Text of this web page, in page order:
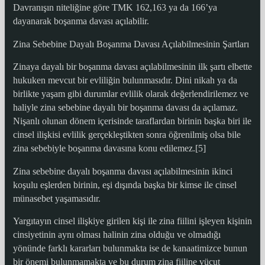
Davranışın niteliğine göre TMK 162,163 ya da 166’ya
dayanarak boşanma davası açılabilir.
Zina Sebebine Dayalı Boşanma Davası Açılabilmesinin Şartları
Zinaya dayalı bir boşanma davası açılabilmesinin ilk şartı elbette
hukuken mevcut bir evliliğin bulunmasıdır. Dini nikah ya da
birlikte yaşam gibi durumlar evlilik olarak değerlendirilemez ve
haliyle zina sebebine dayalı bir boşanma davası da açılamaz.
Nişanlı olunan dönem içerisinde taraflardan birinin başka biri ile
cinsel ilişkisi evlilik gerçekleştikten sonra öğrenilmiş olsa bile
zina sebebiyle boşanma davasına konu edilemez.[5]
Zina sebebine dayalı boşanma davası açılabilmesinin ikinci
koşulu eşlerden birinin, eşi dışında başka bir kimse ile cinsel
münasebet yaşamasıdır.
Yargıtayın cinsel ilişkiye girilen kişi ile zina fiilini işleyen kişinin
cinsiyetinin aynı olması halinin zina olduğu ve olmadığı
yönünde farklı kararları bulunmakta ise de kanaatimizce bunun
bir önemi bulunmamakta ve bu durum zina fiiline vücut